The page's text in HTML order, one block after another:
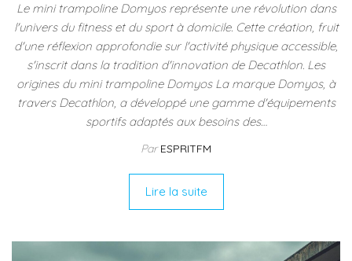
Le mini trampoline Domyos représente une révolution dans
l'univers du fitness et du sport à domicile. Cette création, fruit
d'une réflexion approfondie sur l'activité physique accessible,
s'inscrit dans la tradition d'innovation de Decathlon. Les
origines du mini trampoline Domyos La marque Domyos, à
travers Decathlon, a développé une gamme d'équipements
sportifs adaptés aux besoins des…
ParESPRITFM
Lire la suite